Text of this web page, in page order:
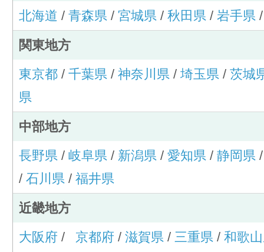
北海道 / 青森県/ 宮城県/ 秋田県/ 岩手県
関東地方
東京都/ 千葉県/ 神奈川県/ 埼玉県/ 茨城
県
中部地方
長野県/ 岐阜県/ 新潟県/ 愛知県/ 静岡県
/ 石川県/ 福井県
近畿地方
大阪府 / 京都府 / 滋賀県/ 三重県/ 和歌